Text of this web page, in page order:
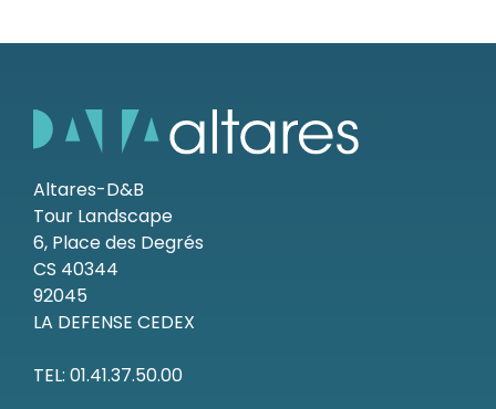
Altares-D&B
Tour Landscape
6, Place des Degrés
CS 40344
92045
LA DEFENSE CEDEX
TEL: 01.41.37.50.00